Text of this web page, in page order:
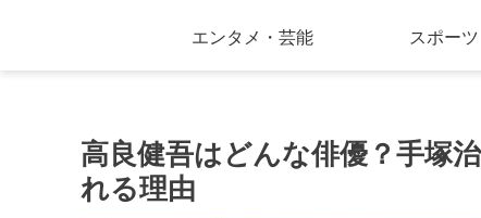
エンタメ・芸能 スポーツ
高良健吾はどんな俳優？手塚
れる理由